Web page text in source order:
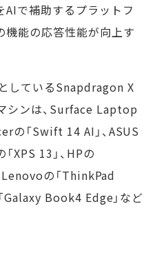
AIで補助するプラットフ
機能の応答性能が向上す
しているSnapdragon X
ンは、Surface Laptop
の「Swift 14 AI」、ASUS
XPS 13」、HPの
の「ThinkPad
Galaxy Book4 Edge」など